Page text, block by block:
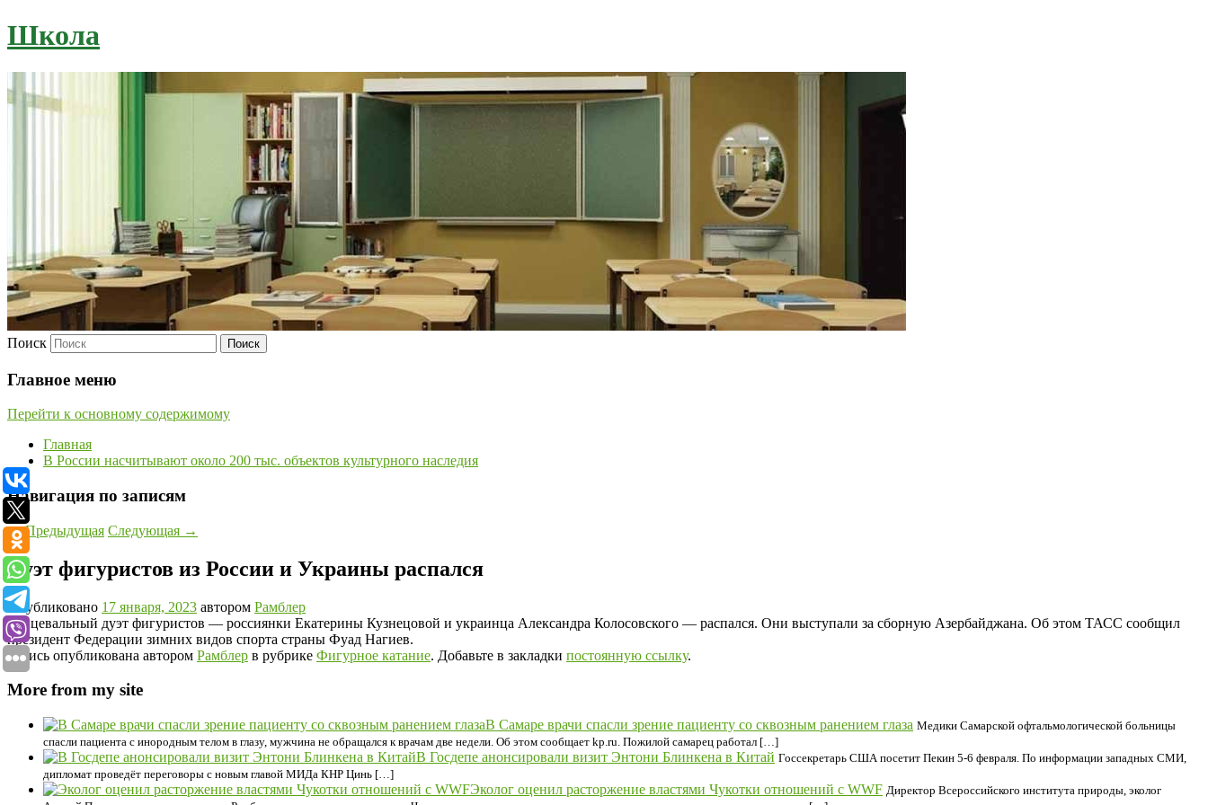
Школа
Поиск
Главное меню
Перейти к основному содержимому
Главная
В России насчитывают около 200 тыс. объектов культурного наследия
Навигация по записям
←Предыдущая Следующая →
Дуэт фигуристов из России и Украины распался
Опубликовано 17 января, 2023 автором Рамблер
Танцевальный дуэт фигуристов — россиянки Екатерины Кузнецовой и украинца Александра Колосовского — распался. Они выступали за сборную Азербайджана. Об этом ТАСС сообщил
президент Федерации зимних видов спорта страны Фуад Нагиев.
Запись опубликована автором Рамблер в рубрике Фигурное катание. Добавьте в закладки постоянную ссылку.
More from my site
В Самаре врачи спасли зрение пациенту со сквозным ранением глаза Медики Самарской офтальмологической больницы
спасли пациента с инородным телом в глазу, мужчина не обращался к врачам две недели. Об этом сообщает kp.ru. Пожилой самарец работал […]
В Госдепе анонсировали визит Энтони Блинкена в Китай Госсекретарь США посетит Пекин 5-6 февраля. По информации западных СМИ,
дипломат проведёт переговоры с новым главой МИДа КНР Цинь […]
Эколог оценил расторжение властями Чукотки отношений с WWF Директор Всероссийского института природы, эколог